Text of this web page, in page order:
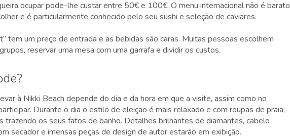
ocupar pode-lhe custar entre 50€ e 100€. O menu internacional não é barato
e é particularmente conhecido pelo seu sushi e seleção de caviares.
tem um preço de entrada e as bebidas são caras. Muitas pessoas escolhem
reservar uma mesa com uma garrafa e dividir os custos.
à Nikki Beach depende do dia e da hora em que a visite, assim como no
Durante o dia o estilo de eleição é mais relaxado e com roupas de praia,
trazendo os seus fatos de banho. Detalhes brilhantes de diamantes, cabelo
secador e imensas peças de design de autor estarão em exibição.